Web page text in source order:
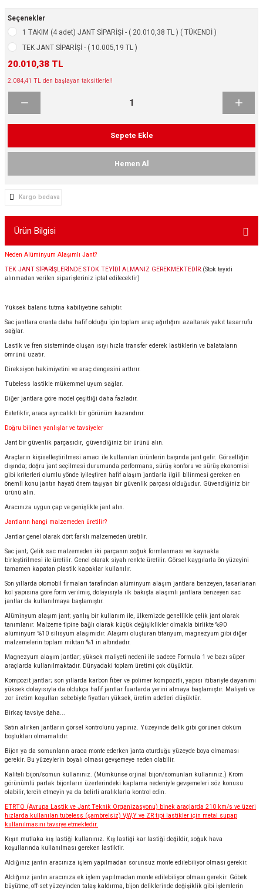
Lastikleri
Çelik Jantlar
Seçenekler
1 TAKIM (4 adet) JANT SİPARİŞİ - ( 20.010,38 TL ) ( TÜKENDİ )
TEK JANT SİPARİŞİ - ( 10.005,19 TL )
20.010,38 TL
2.084,41 TL den başlayan taksitlerle!!
Sepete Ekle
Hemen Al
Kargo bedava
Ürün Bilgisi
Neden Alüminyum Alaşımlı Jant?
TEK JANT SİPARİŞLERİNDE STOK TEYİDİ ALMANIZ GEREKMEKTEDİR. (Stok teyidi
alınmadan verilen siparişleriniz iptal edilecektir)
Yüksek balans tutma kabiliyetine sahiptir.
Sac jantlara oranla daha hafif olduğu için toplam araç ağırlığını azaltarak yakıt tasarrufu
sağlar.
Lastik ve fren sisteminde oluşan ısıyı hızla transfer ederek lastiklerin ve balataların
ömrünü uzatır.
Direksiyon hakimiyetini ve araç dengesini arttırır.
Tubeless lastikle mükemmel uyum sağlar.
Diğer jantlara göre model çeşitliği daha fazladır.
Estetiktir, araca ayrıcalıklı bir görünüm kazandırır.
Doğru bilinen yanlışlar ve tavsiyeler
Jant bir güvenlik parçasıdır, güvendiğiniz bir ürünü alın.
Araçların kişiselleştirilmesi amacı ile kullanılan ürünlerin başında jant gelir. Görselliğin
dışında; doğru jant seçilmesi durumunda performans, sürüş konforu ve sürüş ekonomisi
gibi kriterleri olumlu yönde iyileştiren hafif alaşım jantlarla ilgili bilinmesi gereken en
önemli konu jantın hayati önem taşıyan bir güvenlik parçası olduğudur. Güvendiğiniz bir
ürünü alın.
Aracınıza uygun çap ve genişlikte jant alın.
Jantların hangi malzemeden üretilir?
Jantlar genel olarak dört farklı malzemeden üretilir.
Sac jant; Çelik sac malzemeden iki parçanın soğuk formlanması ve kaynakla
birleştirilmesi ile üretilir. Genel olarak siyah renkte üretilir. Görsel kaygılarla ön yüzeyini
tamamen kapatan plastik kapaklar kullanılır.
Son yıllarda otomobil firmaları tarafından alüminyum alaşım jantlara benzeyen, tasarlanan
kol yapısına göre form verilmiş, dolayısıyla ilk bakışta alaşımlı jantlara benzeyen sac
jantlar da kullanılmaya başlamıştır.
Alüminyum alaşım jant; yanlış bir kullanım ile, ülkemizde genellikle çelik jant olarak
tanımlanır. Malzeme tipine bağlı olarak küçük değişiklikler olmakla birlikte %90
alüminyum %10 silisyum alaşımıdır. Alaşımı oluşturan titanyum, magnezyum gibi diğer
malzemelerin toplam miktarı %1 in altındadır.
Magnezyum alaşım jantlar; yüksek maliyeti nedeni ile sadece Formula 1 ve bazı süper
araçlarda kullanılmaktadır. Dünyadaki toplam üretimi çok düşüktür.
Kompozit jantlar; son yıllarda karbon fiber ve polimer kompozitli, yapısı itibariyle dayanımı
yüksek dolayısıyla da oldukça hafif jantlar fuarlarda yerini almaya başlamıştır. Maliyeti ve
zor üretim koşulları sebebiyle fiyatları yüksek, üretim adetleri düşüktür.
Birkaç tavsiye daha...
Satın alırken jantların görsel kontrolünü yapınız. Yüzeyinde delik gibi görünen döküm
boşlukları olmamalıdır.
Bijon ya da somunların araca monte ederken janta oturduğu yüzeyde boya olmaması
gerekir. Bu yüzeylerin boyalı olması gevşemeye neden olabilir.
Kaliteli bijon/somun kullanınız. (Mümkünse orjinal bijon/somunları kullanınız.) Krom
görünümlü parlak bijonların üzerlerindeki kaplama nedeniyle gevşemeleri söz konusu
olabilir, tercih etmeyin ya da belirli aralıklarla kontrol edin.
ETRTO (Avrupa Lastik ve Jant Teknik Organizasyonu) binek araçlarda 210 km/s ve üzeri
hızlarda kullanılan tubeless (şambrelsiz) V,W,Y ve ZR tipi lastikler için metal supap
kullanılmasını tavsiye etmektedir.
Kışın mutlaka kış lastiği kullanınız. Kış lastiği kar lastiği değildir, soğuk hava
koşullarında kullanılması gereken lastiktir.
Aldığınız jantın aracınıza işlem yapılmadan sorunsuz monte edilebiliyor olması gerekir.
Aldığınız jantın aracınıza ek işlem yapılmadan monte edilebiliyor olması gerekir. Göbek
büyütme, off-set yüzeyinden talaş kaldırma, bijon deliklerinde değişiklik gibi işlemlerin